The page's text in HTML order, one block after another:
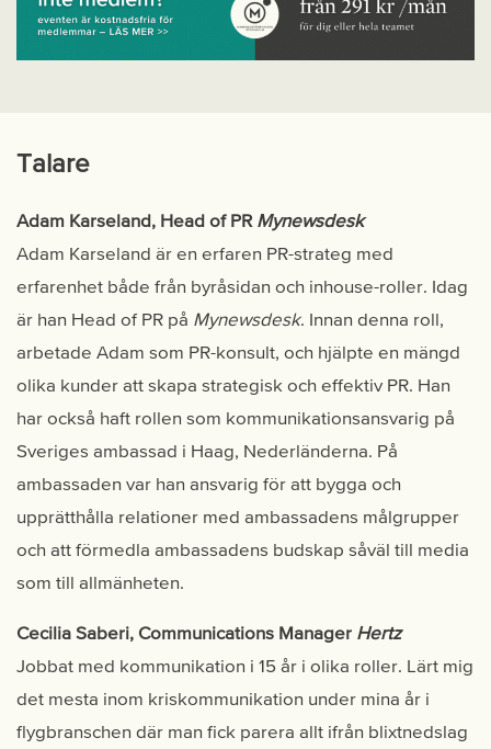
Talare
Adam Karseland, Head of PR Mynewsdesk
Adam Karseland är en erfaren PR-strateg med
erfarenhet både från byråsidan och inhouse-roller. Idag
är han Head of PR på Mynewsdesk. Innan denna roll,
arbetade Adam som PR-konsult, och hjälpte en mängd
olika kunder att skapa strategisk och effektiv PR. Han
har också haft rollen som kommunikationsansvarig på
Sveriges ambassad i Haag, Nederländerna. På
ambassaden var han ansvarig för att bygga och
upprätthålla relationer med ambassadens målgrupper
och att förmedla ambassadens budskap såväl till media
som till allmänheten.
Cecilia Saberi, Communications Manager Hertz
Jobbat med kommunikation i 15 år i olika roller. Lärt mig
det mesta inom kriskommunikation under mina år i
flygbranschen där man fick parera allt ifrån blixtnedslag